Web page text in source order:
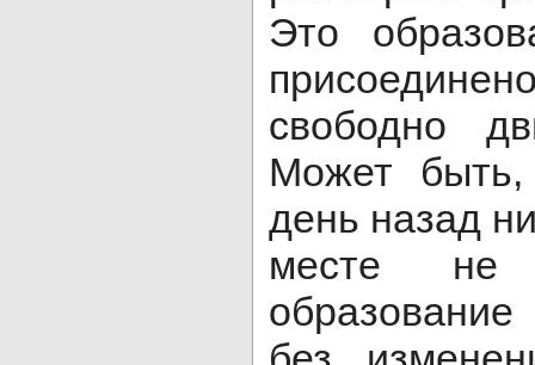
Это
свободно
Может
день назад
месте